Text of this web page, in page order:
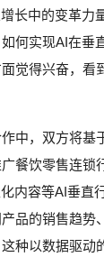
长中的变革力
何实现AI在垂
觉得兴奋，看
中，双方将基
餐饮零售连
内容等AI垂直
品的销售趋势
种以数据驱动